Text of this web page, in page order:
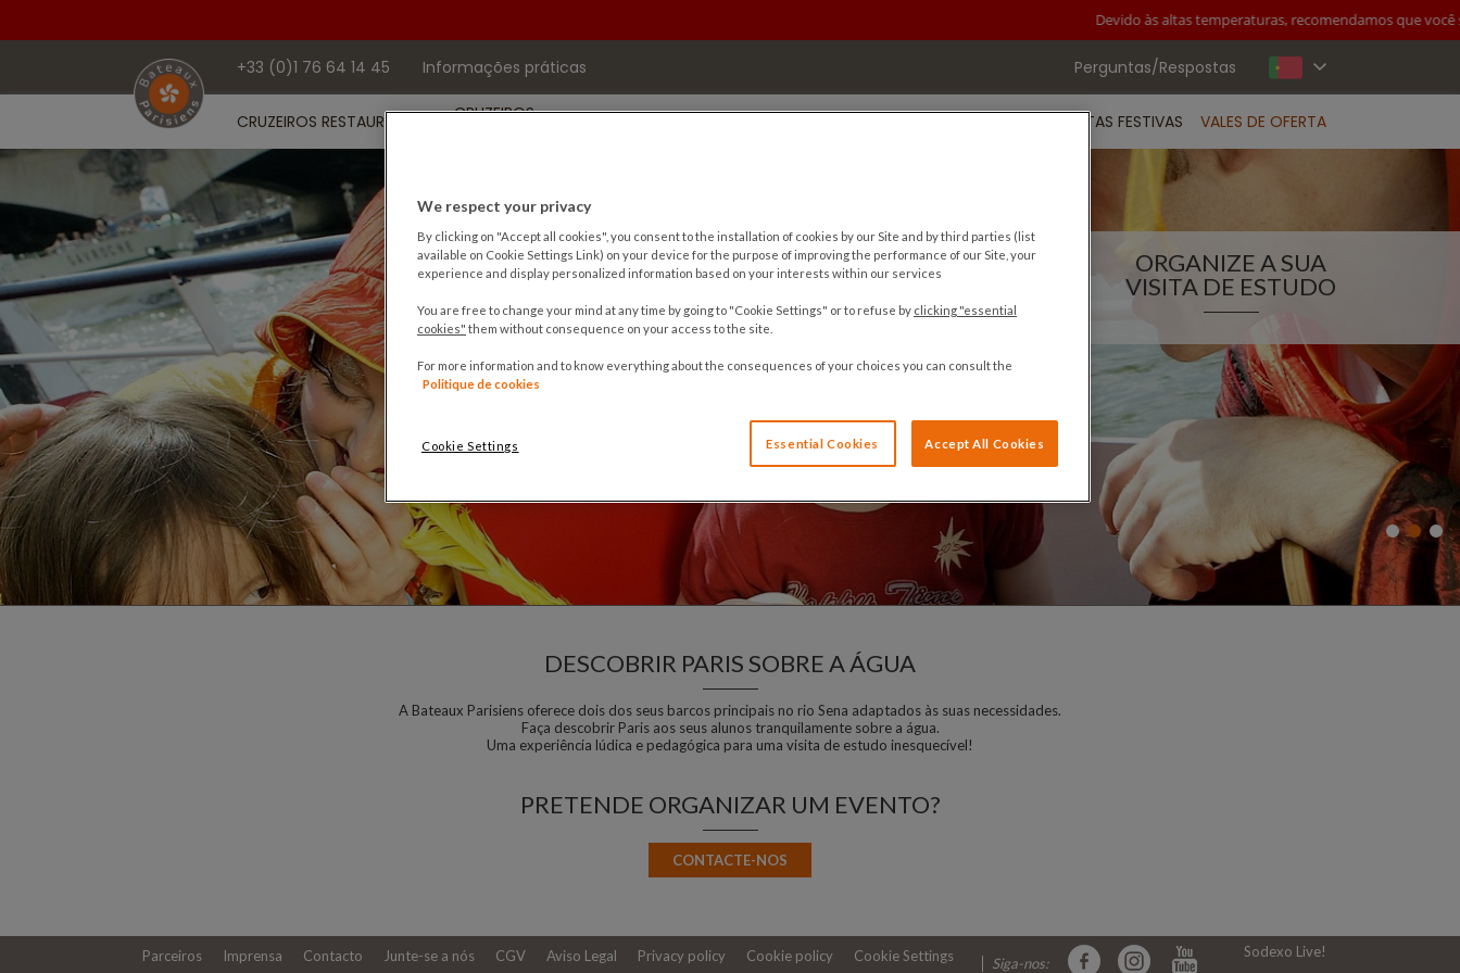
Devido às altas temperaturas, recomendamos que você se
+33 (0)1 76 64 14 45 Informações práticas Perguntas/Respostas
CRUZEIROS RESTAURANTE
CRUZEIROS
DATAS FESTIVAS VALES DE OFERTA
ORGANIZE A SUA
VISITA DE ESTUDO
DESCOBRIR PARIS SOBRE A ÁGUA
A Bateaux Parisiens oferece dois dos seus barcos principais no rio Sena adaptados às suas necessidades.
Faça descobrir Paris aos seus alunos tranquilamente sobre a água.
Uma experiência lúdica e pedagógica para uma visita de estudo inesquecível!
PRETENDE ORGANIZAR UM EVENTO?
CONTACTE-NOS
Parceiros Imprensa Contacto Junte-se a nós CGV Aviso Legal Privacy policy Cookie policy Cookie Settings Siga-nos:
Sodexo Live!
We respect your privacy
By clicking on "Accept all cookies", you consent to the installation of cookies by our Site and by third parties (list
available on Cookie Settings Link) on your device for the purpose of improving the performance of our Site, your
experience and display personalized information based on your interests within our services
You are free to change your mind at any time by going to "Cookie Settings" or to refuse by clicking "essential
cookies" them without consequence on your access to the site.
For more information and to know everything about the consequences of your choices you can consult the
Politique de cookies
Cookie Settings Essential Cookies Accept All Cookies